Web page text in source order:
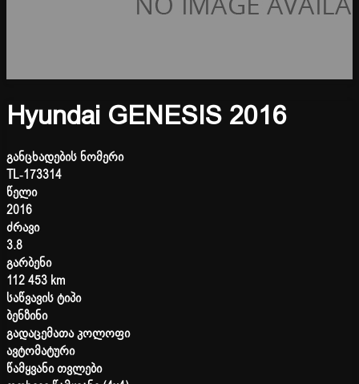
Hyundai GENESIS 2016
განცხადების ნომერი
TL-173314
წელი
2016
ძრავი
3.8
გარბენი
112 453 km
საწვავის ტიპი
ბენზინი
გადაცემათა კოლოფი
ავტომატური
წამყვანი თვლები